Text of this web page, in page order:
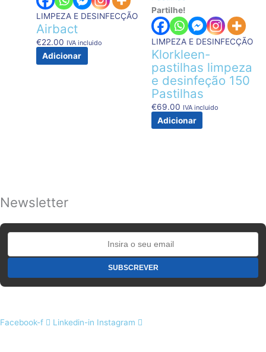
LIMPEZA E DESINFECÇÃO
Airbact
€22.00 IVA incluido
Adicionar
Partilhe!
LIMPEZA E DESINFECÇÃO
Klorkleen-
pastilhas limpeza
e desinfeção 150
Pastilhas
€69.00 IVA incluido
Adicionar
Newsletter
Facebook-f Linkedin-in Instagram